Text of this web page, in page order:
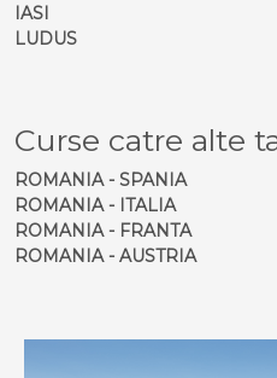
IASI
LUDUS
Curse catre alte
ROMANIA - SPANIA
ROMANIA - ITALIA
ROMANIA - FRANTA
ROMANIA - AUSTRIA